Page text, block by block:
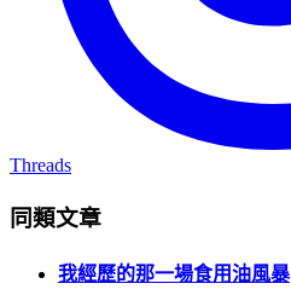
Threads
同類文章
我經歷的那一場食用油風暴